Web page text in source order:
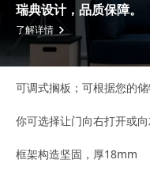
瑞典设计，品质保障。
了解详情
可调式搁板；可根据您的储
你可选择让门向右打开或向
框架构造坚固，厚18mm